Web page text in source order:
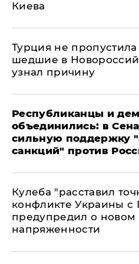
Киева
Турция не пропустила
шедшие в
узнал причину
Республиканцы и
объединились: в
сильную поддержку
санкций" против
Кулеба "расставил
конфликте Украины
предупредил о новом
напряженности